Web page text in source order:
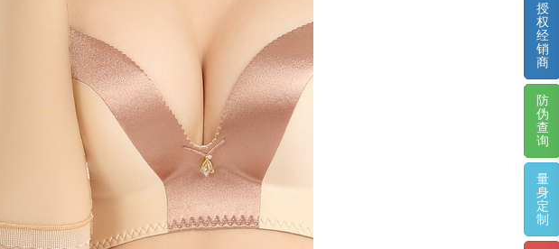
授
权
经
销
商
防
伪
查
询
量
身
定
制